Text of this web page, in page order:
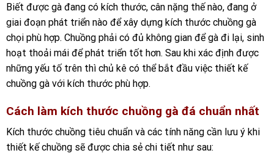
Biết được gà đang có kích thước, cân nặng thế nào, đang ở
giai đoạn phát triển nào để xây dựng kích thước chuồng gà
chọi phù hợp. Chuồng phải có đủ không gian để gà đi lại, sinh
hoạt thoải mái để phát triển tốt hơn. Sau khi xác định được
những yếu tố trên thì chủ kê có thể bắt đầu việc thiết kế
chuồng gà với kích thước phù hợp.
Cách làm kích thước chuồng gà đá chuẩn nhất
Kích thước chuồng tiêu chuẩn và các tính năng cần lưu ý khi
thiết kế chuồng sẽ được chia sẻ chi tiết như sau: